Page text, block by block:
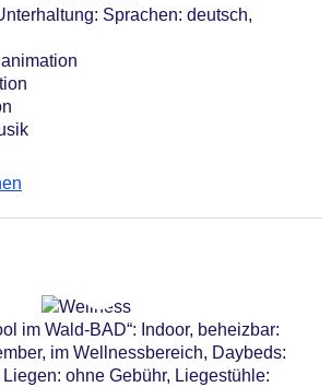
Sprachen: deutsch,
Kaution
im Wald-BAD“: Indoor, beheizbar:
im Wellnessbereich, Daybeds:
ohne Gebühr, Liegestühle: